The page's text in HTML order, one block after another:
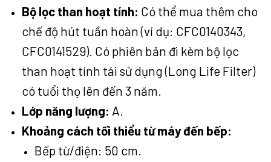
Bộ lọc than hoạt tính: Có thể mua thêm cho
chế độ hút tuần hoàn (ví dụ: CFC0140343,
CFC0141529). Có phiên bản đi kèm bộ lọc
than hoạt tính tái sử dụng (Long Life Filter)
có tuổi thọ lên đến 3 năm.
Lớp năng lượng: A.
Khoảng cách tối thiểu từ máy đến bếp:
Bếp từ/điện: 50 cm.